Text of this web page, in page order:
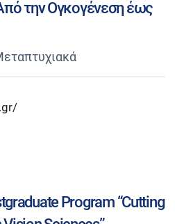
την Ογκογένεση έως
Program “Cutting